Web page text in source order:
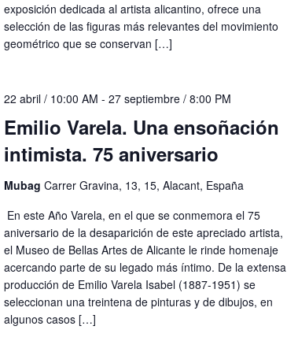
exposición dedicada al artista alicantino, ofrece una
selección de las figuras más relevantes del movimiento
geométrico que se conservan […]
Emilio Varela. Una ensoñación
intimista. 75 aniversario
22 abril / 10:00 AM -27 septiembre / 8:00 PM
MubagCarrer Gravina, 13, 15, Alacant, España
En este Año Varela, en el que se conmemora el 75
aniversario de la desaparición de este apreciado artista,
el Museo de Bellas Artes de Alicante le rinde homenaje
acercando parte de su legado más íntimo. De la extensa
producción de Emilio Varela Isabel (1887-1951) se
seleccionan una treintena de pinturas y de dibujos, en
algunos casos […]